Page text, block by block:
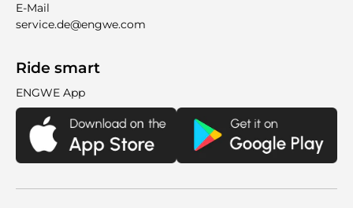
E-Mail
service.de@engwe.com
Ride smart
ENGWE App